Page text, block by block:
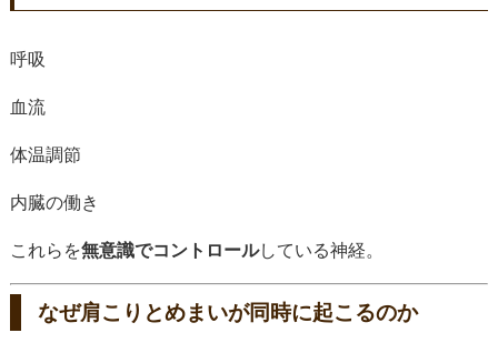
呼吸
血流
体温調節
内臓の働き
これらを無意識でコントロールしている神経。
なぜ肩こりとめまいが同時に起こるのか